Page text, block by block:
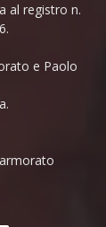
al registro n.
e Paolo